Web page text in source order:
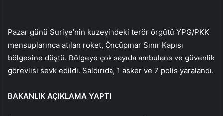
Pazar günü Suriye’nin kuzeyindeki terör örgütü YPG/PKK
mensuplarınca atılan roket, Öncüpınar Sınır Kapısı
bölgesine düştü. Bölgeye çok sayıda ambulans ve güvenlik
görevlisi sevk edildi. Saldırıda, 1 asker ve 7 polis yaralandı.
BAKANLIK AÇIKLAMA YAPTI